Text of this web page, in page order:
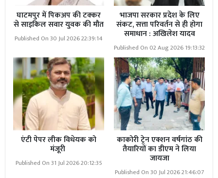
घाटमपुर में पिकअप की टक्कर
से साइकिल सवार युवक की मौत
Published On 30 Jul 2026 22:39:14
भाजपा सरकार प्रदेश के लिए
संकट, सत्ता परिवर्तन से ही होगा
समाधान : अखिलेश यादव
Published On 02 Aug 2026 19:13:32
एंटी पेपर लीक विधेयक को
मंजूरी
Published On 31 Jul 2026 20:12:35
काकोरी ट्रेन एक्शन वर्षगांठ की
तैयारियों का डीएम ने लिया
जायजा
Published On 30 Jul 2026 21:46:07